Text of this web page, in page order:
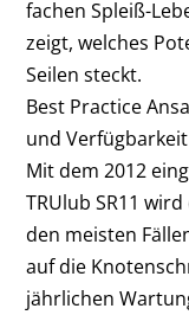
fachen Spleiß-
zeigt, welches
Seilen steckt.
Best Practice
und
Mit dem 2012
TRUlub SR11
den meisten
auf die
jährlichen